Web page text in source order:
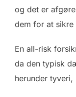
og det er
dem for at
En all-risk
da den typisk
herunder